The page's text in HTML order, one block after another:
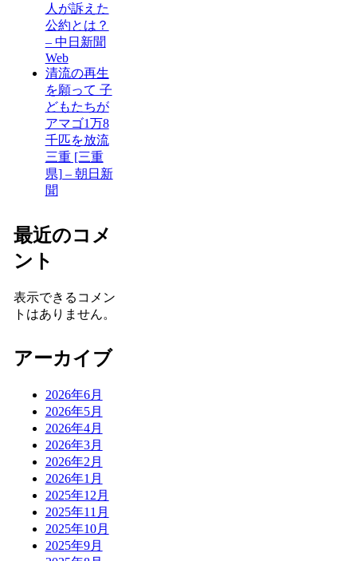
人が訴えた
公約とは？
– 中日新聞
Web
清流の再生
を願って 子
どもたちが
アマゴ1万8
千匹を放流
三重 [三重
県] – 朝日新
聞
最近のコメ
ント
表示できるコメン
トはありません。
アーカイブ
2026年6月
2026年5月
2026年4月
2026年3月
2026年2月
2026年1月
2025年12月
2025年11月
2025年10月
2025年9月